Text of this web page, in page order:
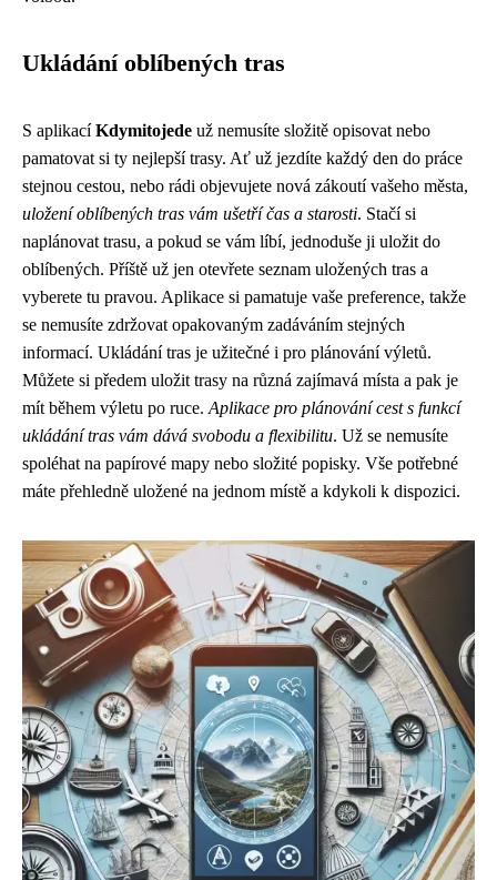
Ukládání oblíbených tras
S aplikacíKdymitojede už nemusíte složitě opisovat nebo
pamatovat si ty nejlepší trasy. Ať už jezdíte každý den do práce
stejnou cestou, nebo rádi objevujete nová zákoutí vašeho města,
uložení oblíbených tras vám ušetří čas a starosti. Stačí si
naplánovat trasu, a pokud se vám líbí, jednoduše ji uložit do
oblíbených. Příště už jen otevřete seznam uložených tras a
vyberete tu pravou. Aplikace si pamatuje vaše preference, takže
se nemusíte zdržovat opakovaným zadáváním stejných
informací. Ukládání tras je užitečné i pro plánování výletů.
Můžete si předem uložit trasy na různá zajímavá místa a pak je
mít během výletu po ruce. Aplikace pro plánování cest s funkcí
ukládání tras vám dává svobodu a flexibilitu. Už se nemusíte
spoléhat na papírové mapy nebo složité popisky. Vše potřebné
máte přehledně uložené na jednom místě a kdykoli k dispozici.